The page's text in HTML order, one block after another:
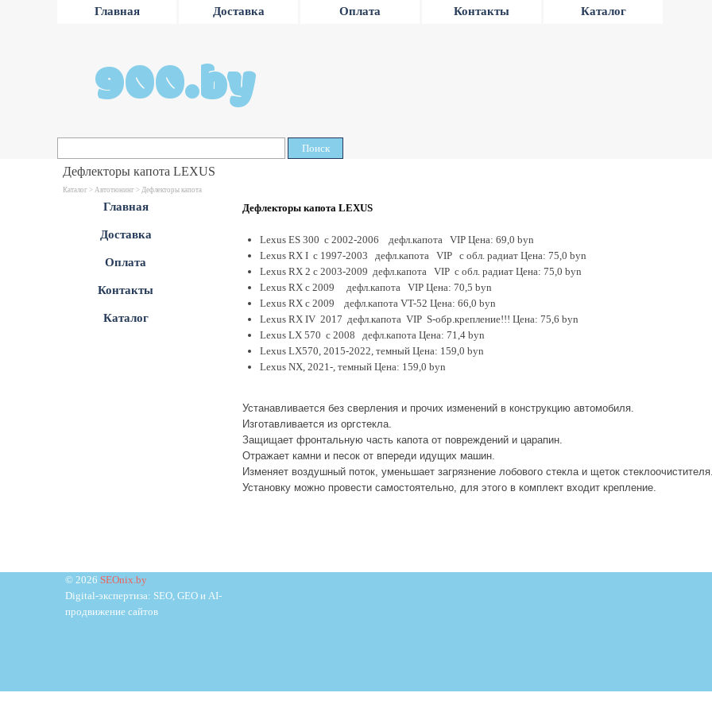
Главная Доставка Оплата Контакты Каталог
900.by
Поиск
Дефлекторы капота LEXUS
Каталог >Автотюнинг > Дефлекторы капота
Главная
Доставка
Оплата
Контакты
Каталог
Дефлекторы капота LEXUS
Lexus ES 300 с 2002-2006 дефл.капота VIP Цена: 69,0 byn
Lexus RX I с 1997-2003 дефл.капота VIP с обл. радиат Цена: 75,0 byn
Lexus RX 2 с 2003-2009 дефл.капота VIP с обл. радиат Цена: 75,0 byn
Lexus RX с 2009 дефл.капота VIP Цена: 70,5 byn
Lexus RX с 2009 дефл.капота VT-52 Цена: 66,0 byn
Lexus RX IV 2017 дефл.капота VIP S-обр.крепление!!! Цена: 75,6 byn
Lexus LX 570 с 2008 дефл.капота Цена: 71,4 byn
Lexus LX570, 2015-2022, темный Цена: 159,0 byn
Lexus NX, 2021-, темный Цена: 159,0 byn
Устанавливается без сверления и прочих изменений в конструкцию автомобиля.
Изготавливается из оргстекла.
Защищает фронтальную часть капота от повреждений и царапин.
Отражает камни и песок от впереди идущих машин.
Изменяет воздушный поток, уменьшает загрязнение лобового стекла и щеток
Установку можно провести самостоятельно, для этого в комплект входит крепление.
© 2026 SEOnix.by
Digital-экспертиза: SEO, GEO и AI-
продвижение сайтов